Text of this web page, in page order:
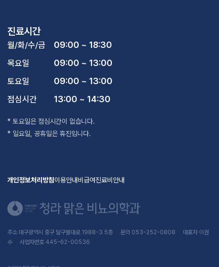
진료시간
월/화/수/금 09:00 ~ 18:30
목요일 09:00 ~ 13:00
토요일 09:00 ~ 13:00
점심시간 13:00 ~ 14:30
* 토요일은 점심시간이 없습니다.
* 일요일, 공휴일은 휴진입니다.
개인정보처리방침이용안내비급여진료비안내
주소 대구광역시 중구 달구벌대로 1988-3 5층 문의 053-252-0808 대표자 이권
수 사업자번호 445-62-00536